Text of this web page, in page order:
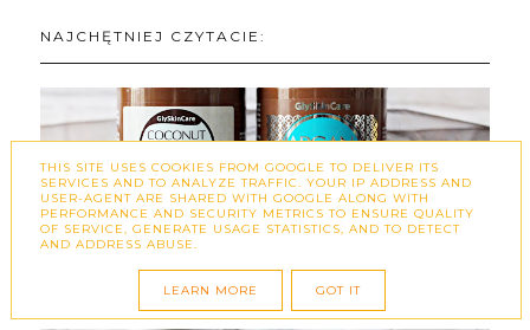
NAJCHĘTNIEJ CZYTACIE:
COCONUT OIL COLLAGEN & KERATIN
THIS SITE USES COOKIES FROM GOOGLE TO DELIVER ITS
SERVICES AND TO ANALYZE TRAFFIC. YOUR IP ADDRESS AND
USER-AGENT ARE SHARED WITH GOOGLE ALONG WITH
PERFORMANCE AND SECURITY METRICS TO ENSURE QUALITY
OF SERVICE, GENERATE USAGE STATISTICS, AND TO DETECT
AND ADDRESS ABUSE.
LEARN MORE GOT IT